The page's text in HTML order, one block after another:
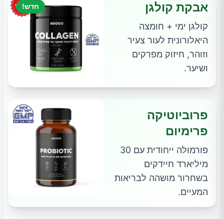
חדש! אבקת קולגן
קולגן ימי + חומצה
היאלורונית לעור צעיר
וזוהר, חיזוק מפרקים
ושיער.
פרוביוטיקה
פרימיום
פורמולה ייחודית עם 30
מיליארד חיידקים
בשחרור מושהה לבריאות
המעיים.